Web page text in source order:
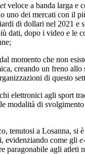
veloce a banda larga e
uno dei mercati con il
di dollari nel 2021 e
dati, dopo i video e le
momento che non
creando un freno
di questo
elettronici agli sport
modalità di
a Losanna, si è
evidenziando come gli
paragonabile agli atleti